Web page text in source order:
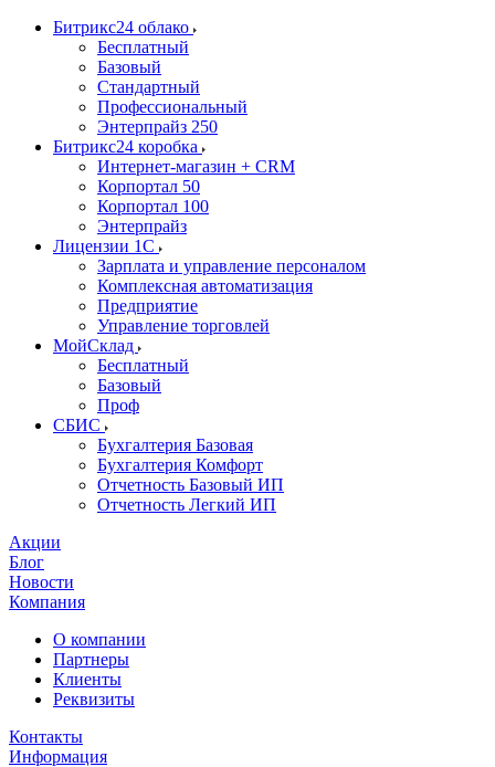
Битрикс24 облако
Бесплатный
Базовый
Стандартный
Профессиональный
Энтерпрайз 250
Битрикс24 коробка
Интернет-магазин + CRM
Корпортал 50
Корпортал 100
Энтерпрайз
Лицензии 1С
Зарплата и управление персоналом
Комплексная автоматизация
Предприятие
Управление торговлей
МойСклад
Бесплатный
Базовый
Проф
СБИС
Бухгалтерия Базовая
Бухгалтерия Комфорт
Отчетность Базовый ИП
Отчетность Легкий ИП
Акции
Блог
Новости
Компания
О компании
Партнеры
Клиенты
Реквизиты
Контакты
Информация